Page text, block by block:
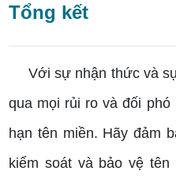
Tổng kết
Với sự nhận thức và
qua mọi rủi ro và đối
hạn tên miền. Hãy đảm
kiểm soát và bảo vệ